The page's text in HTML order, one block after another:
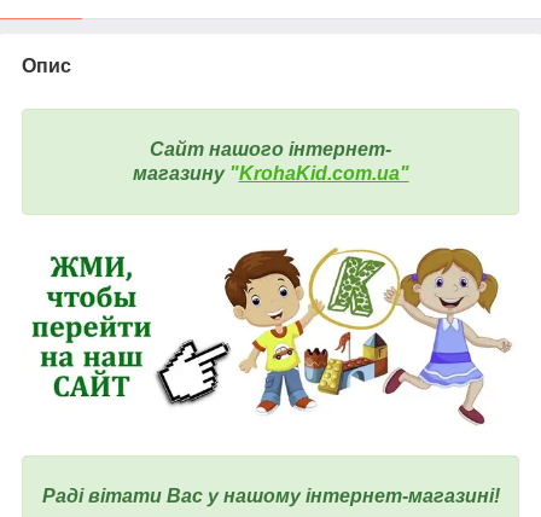
Опис
Сайт нашого інтернет-
магазину "KrohaKid.com.ua"
Раді вітати Вас у нашому інтернет-магазині!